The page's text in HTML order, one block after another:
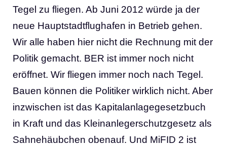
Tegel zu fliegen. Ab Juni 2012 würde ja der
neue Hauptstadtflughafen in Betrieb gehen.
Wir alle haben hier nicht die Rechnung mit der
Politik gemacht. BER ist immer noch nicht
eröffnet. Wir fliegen immer noch nach Tegel.
Bauen können die Politiker wirklich nicht. Aber
inzwischen ist das Kapitalanlagegesetzbuch
in Kraft und das Kleinanlegerschutzgesetz als
Sahnehäubchen obenauf. Und MiFID 2 ist